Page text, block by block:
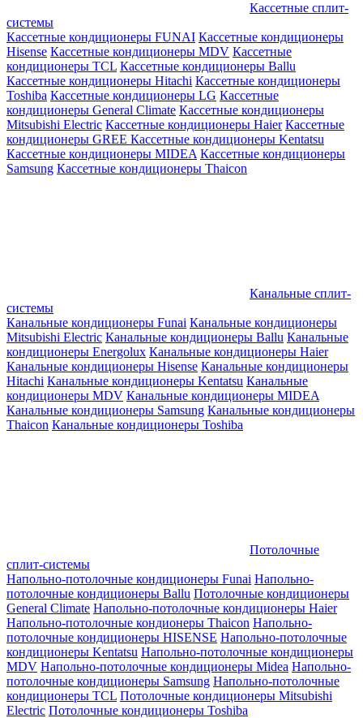
Кассетные сплит-
системы
Кассетные кондиционеры FUNAI Кассетные кондиционеры
Hisense Кассетные кондиционеры MDV Кассетные
кондиционеры TCL Кассетные кондиционеры Ballu
Кассетные кондиционеры Hitachi Кассетные кондиционеры
Toshiba Кассетные кондиционеры LG Кассетные
кондиционеры General Climate Кассетные кондиционеры
Mitsubishi Electric Кассетные кондиционеры Haier Кассетные
кондиционеры GREE Кассетные кондиционеры Kentatsu
Кассетные кондиционеры MIDEA Кассетные кондиционеры
Samsung Кассетные кондиционеры Thaicon
Канальные сплит-
системы
Канальные кондиционеры Funai Канальные кондиционеры
Mitsubishi Electric Канальные кондиционеры Ballu Канальные
кондиционеры Energolux Канальные кондиционеры Haier
Канальные кондиционеры Hisense Канальные кондиционеры
Hitachi Канальные кондиционеры Kentatsu Канальные
кондиционеры MDV Канальные кондиционеры MIDEA
Канальные кондиционеры Samsung Канальные кондиционеры
Thaicon Канальные кондиционеры Toshiba
Потолочные
сплит-системы
Напольно-потолочные кондиционеры Funai Напольно-
потолочные кондиционеры Ballu Потолочные кондиционеры
General Climate Напольно-потолочные кондиционеры Haier
Напольно-потолочные кондионеры Thaicon Напольно-
потолочные кондиционеры HISENSE Напольно-потолочные
кондиционеры Kentatsu Напольно-потолочные кондиционеры
MDV Напольно-потолочные кондиционеры Midea Напольно-
потолочные кондиционеры Samsung Напольно-потолочные
кондиционеры TCL Потолочные кондиционеры Mitsubishi
Electric Потолочные кондиционеры Toshiba